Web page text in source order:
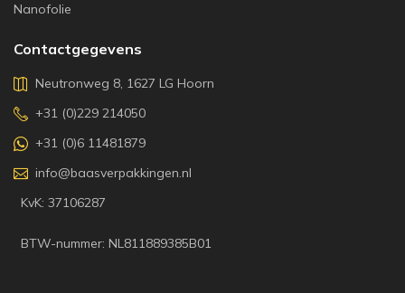
Nanofolie
Contactgegevens
Neutronweg 8, 1627 LG Hoorn
+31 (0)229 214050
+31 (0)6 11481879
info@baasverpakkingen.nl
KvK: 37106287
BTW-nummer: NL811889385B01